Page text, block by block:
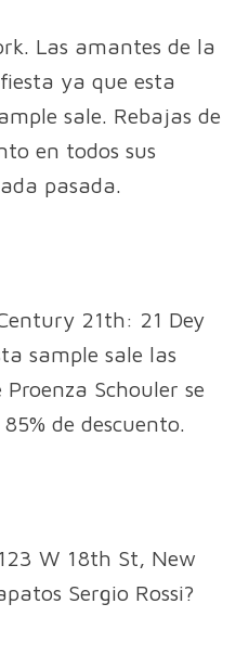
Las amantes de la
ya que esta
sale. Rebajas de
en todos sus
pasada.
21th: 21 Dey
sample sale las
Schouler se
de descuento.
W 18th St, New
Sergio Rossi?